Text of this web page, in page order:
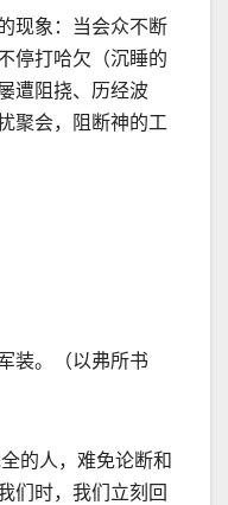
现象：当会众不断
停打哈欠（沉睡的
遭阻挠、历经波
聚会，阻断神的工
装。（以弗所书
的人，难免论断和
们时，我们立刻回